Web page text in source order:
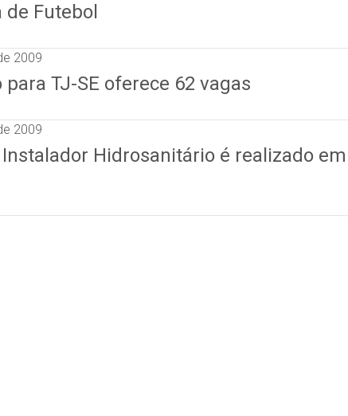
Futebol
2009
para TJ-SE oferece 62 vagas
2009
Hidrosanitário é realizado em